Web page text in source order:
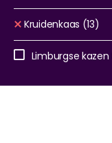
Kruidenkaas (13)
Limburgse kazen